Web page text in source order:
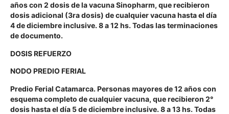
años con 2 dosis de la vacuna Sinopharm, que recibieron
dosis adicional (3ra dosis) de cualquier vacuna hasta el día
4 de diciembre inclusive. 8 a 12 hs. Todas las terminaciones
de documento.
DOSIS REFUERZO
NODO PREDIO FERIAL
Predio Ferial Catamarca. Personas mayores de 12 años con
esquema completo de cualquier vacuna, que recibieron 2°
dosis hasta el día 5 de diciembre inclusive. 8 a 13 hs. Todas